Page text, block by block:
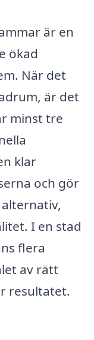
är en
ökad
När det
är det
minst tre
klar
och gör
I en stad
flera
av rätt
resultatet.